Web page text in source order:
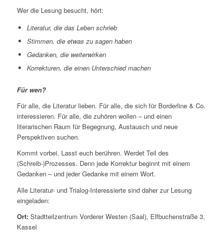
Wer die Lesung besucht, hört:
Literatur, die das Leben schrieb
Stimmen, die etwas zu sagen haben
Gedanken, die weiterwirken
Korrekturen, die einen Unterschied machen
Für wen?
Für alle, die Literatur lieben. Für alle, die sich für Borderline & Co.
interessieren. Für alle, die zuhören wollen – und einen
literarischen Raum für Begegnung, Austausch und neue
Perspektiven suchen.
Kommt vorbei. Lasst euch berühren. Werdet Teil des
(Schreib-)Prozesses. Denn jede Korrektur beginnt mit einem
Gedanken – und jeder Gedanke mit einem Wort.
Alle Literatur- und Trialog-Interessierte sind daher zur Lesung
eingeladen:
Ort:Stadtteilzentrum Vorderer Westen (Saal), Elfbuchenstraße 3,
Kassel